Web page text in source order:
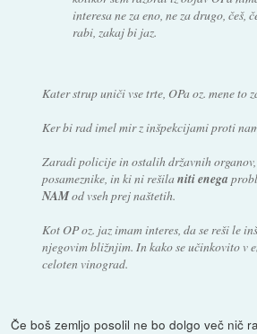
interesa ne za eno, ne za drugo, češ,
rabi, zakaj bi jaz.
Kater strup uniči vse trte, OPa oz. mene to
Ker bi rad imel mir z inšpekcijami proti
Zaradi policije in ostalih državnih
posameznike, in ki ni rešilaniti enega
NAMod vseh prej naštetih.
Kot OP oz. jaz imam interes, da se reši le
njegovim bližnjim. In kako se učinkovito v
celoten vinograd.
Če boš zemljo posolil ne bo dolgo več nič